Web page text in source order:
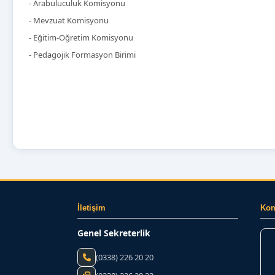
- Arabuluculuk Komisyonu
- Mevzuat Komisyonu
- Eğitim-Öğretim Komisyonu
- Pedagojik Formasyon Birimi
İletişim
Genel Sekreterlik
(0338) 226 20 20